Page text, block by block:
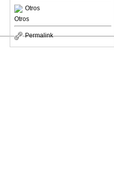
Otros
Otros
Permalink